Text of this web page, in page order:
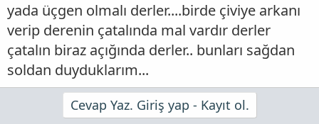
yada üçgen olmalı derler....birde çiviye arkanı
verip derenin çatalında mal vardır derler
çatalın biraz açığında derler.. bunları sağdan
soldan duyduklarım...
Cevap Yaz. Giriş yap - Kayıt ol.